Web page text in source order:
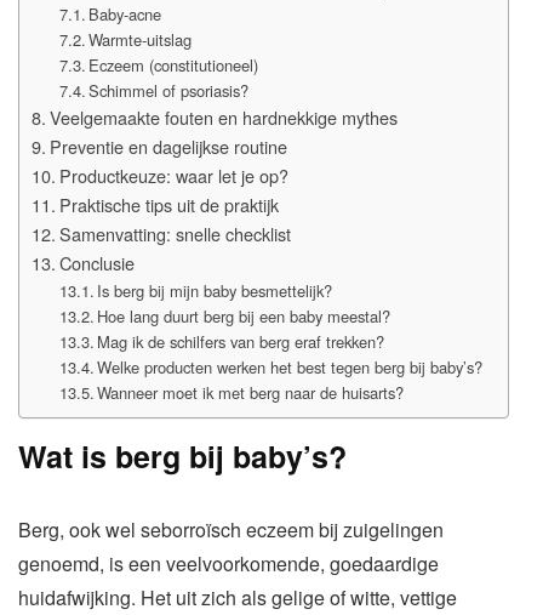
Baby-acne
Warmte-uitslag
Eczeem (constitutioneel)
Schimmel of psoriasis?
Veelgemaakte fouten en hardnekkige mythes
Preventie en dagelijkse routine
Productkeuze: waar let je op?
Praktische tips uit de praktijk
Samenvatting: snelle checklist
Conclusie
Is berg bij mijn baby besmettelijk?
Hoe lang duurt berg bij een baby meestal?
Mag ik de schilfers van berg eraf trekken?
Welke producten werken het best tegen berg bij baby’s?
Wanneer moet ik met berg naar de huisarts?
Wat is berg bij baby’s?
Berg, ook wel seborroïsch eczeem bij zuigelingen
genoemd, is een veelvoorkomende, goedaardige
huidafwijking. Het uit zich als gelige of witte, vettige